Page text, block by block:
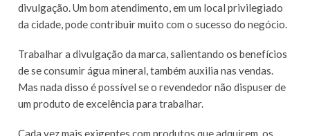
divulgação. Um bom atendimento, em um local privilegiado
da cidade, pode contribuir muito com o sucesso do negócio.
Trabalhar a divulgação da marca, salientando os benefícios
de se consumir água mineral, também auxilia nas vendas.
Mas nada disso é possível se o revendedor não dispuser de
um produto de excelência para trabalhar.
Cada vez mais exigentes com produtos que adquirem, os